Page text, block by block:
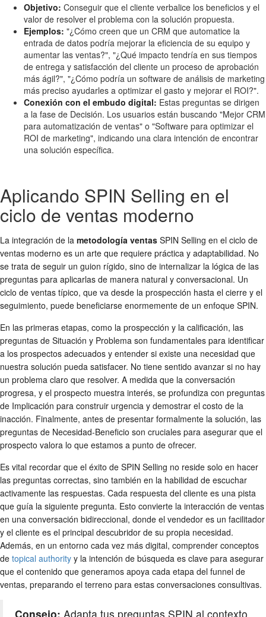
Objetivo: Conseguir que el cliente verbalice los beneficios y el
valor de resolver el problema con la solución propuesta.
Ejemplos: "¿Cómo creen que un CRM que automatice la
entrada de datos podría mejorar la eficiencia de su equipo y
aumentar las ventas?", "¿Qué impacto tendría en sus tiempos
de entrega y satisfacción del cliente un proceso de aprobación
más ágil?", "¿Cómo podría un software de análisis de marketing
más preciso ayudarles a optimizar el gasto y mejorar el ROI?".
Conexión con el embudo digital: Estas preguntas se dirigen
a la fase de Decisión. Los usuarios están buscando "Mejor CRM
para automatización de ventas" o "Software para optimizar el
ROI de marketing", indicando una clara intención de encontrar
una solución específica.
Aplicando SPIN Selling en el
ciclo de ventas moderno
La integración de la metodología ventas SPIN Selling en el ciclo de
ventas moderno es un arte que requiere práctica y adaptabilidad. No
se trata de seguir un guion rígido, sino de internalizar la lógica de las
preguntas para aplicarlas de manera natural y conversacional. Un
ciclo de ventas típico, que va desde la prospección hasta el cierre y el
seguimiento, puede beneficiarse enormemente de un enfoque SPIN.
En las primeras etapas, como la prospección y la calificación, las
preguntas de Situación y Problema son fundamentales para identificar
a los prospectos adecuados y entender si existe una necesidad que
nuestra solución pueda satisfacer. No tiene sentido avanzar si no hay
un problema claro que resolver. A medida que la conversación
progresa, y el prospecto muestra interés, se profundiza con preguntas
de Implicación para construir urgencia y demostrar el costo de la
inacción. Finalmente, antes de presentar formalmente la solución, las
preguntas de Necesidad-Beneficio son cruciales para asegurar que el
prospecto valora lo que estamos a punto de ofrecer.
Es vital recordar que el éxito de SPIN Selling no reside solo en hacer
las preguntas correctas, sino también en la habilidad de escuchar
activamente las respuestas. Cada respuesta del cliente es una pista
que guía la siguiente pregunta. Esto convierte la interacción de ventas
en una conversación bidireccional, donde el vendedor es un facilitador
y el cliente es el principal descubridor de su propia necesidad.
Además, en un entorno cada vez más digital, comprender conceptos
de topical authority y la intención de búsqueda es clave para asegurar
que el contenido que generamos apoya cada etapa del funnel de
ventas, preparando el terreno para estas conversaciones consultivas.
Consejo: Adapta tus preguntas SPIN al contexto